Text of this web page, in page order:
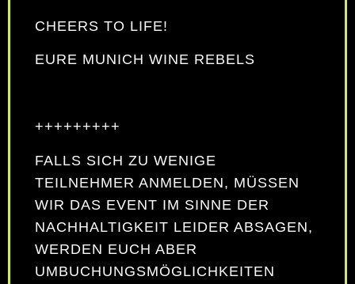
CHEERS TO LIFE!
EURE MUNICH WINE REBELS
+++++++++
FALLS SICH ZU WENIGE
TEILNEHMER ANMELDEN, MÜSSEN
WIR DAS EVENT IM SINNE DER
NACHHALTIGKEIT LEIDER ABSAGEN,
WERDEN EUCH ABER
UMBUCHUNGSMÖGLICHKEITEN